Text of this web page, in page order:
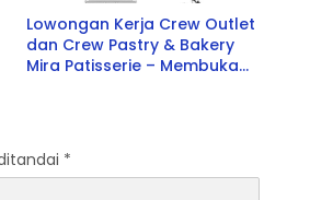
Lowongan Kerja Crew Outlet
dan Crew Pastry & Bakery
Mira Patisserie – Membuka
*